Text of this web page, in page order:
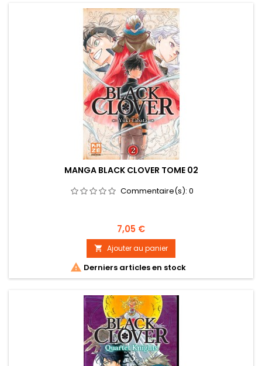
MANGA BLACK CLOVER TOME 02
Commentaire(s): 0
Prix
7,05 €
 Ajouter au panier
 Derniers articles en stock